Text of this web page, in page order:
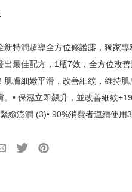
統顯示為準
》
立時間為準，贈品皆為數量有限，
自動計算是否達到滿額優惠門檻
同訂單相互累計
份有限公司保留變更或終止之權
新特潤超導全方位修護露，獨家
出最佳配方，1瓶7效，全方位改
肌膚細嫩平滑，改善細紋，維持
。• 保濕立即飆升，並改善細紋
緻澎潤 (3)• 90%消費者連續使
濕 (7)• 94%測試者感到肌膚睡飽